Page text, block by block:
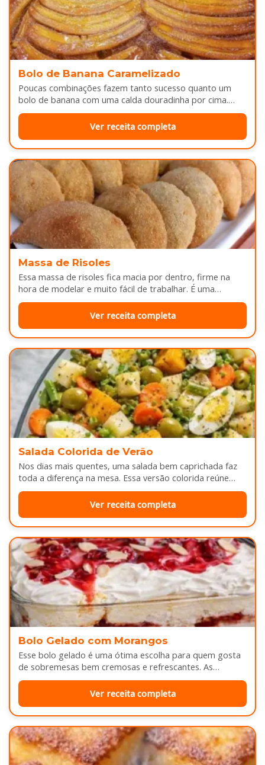
Bolo de Banana Caramelizado
Poucas combinações fazem tanto sucesso quanto um
bolo de banana com uma calda douradinha por cima.
Enquanto assa, aquele cheirinho…
Ver receita completa
Massa de Risoles
Essa massa de risoles fica macia por dentro, firme na
hora de modelar e muito fácil de trabalhar. É uma…
Ver receita completa
Salada Colorida de Verão
Nos dias mais quentes, uma salada bem caprichada faz
toda a diferença na mesa. Essa versão colorida reúne
legumes cozidos…
Ver receita completa
Bolo Gelado com Morangos
Esse bolo gelado é uma ótima escolha para quem gosta
de sobremesas bem cremosas e refrescantes. As
camadas de massa…
Ver receita completa